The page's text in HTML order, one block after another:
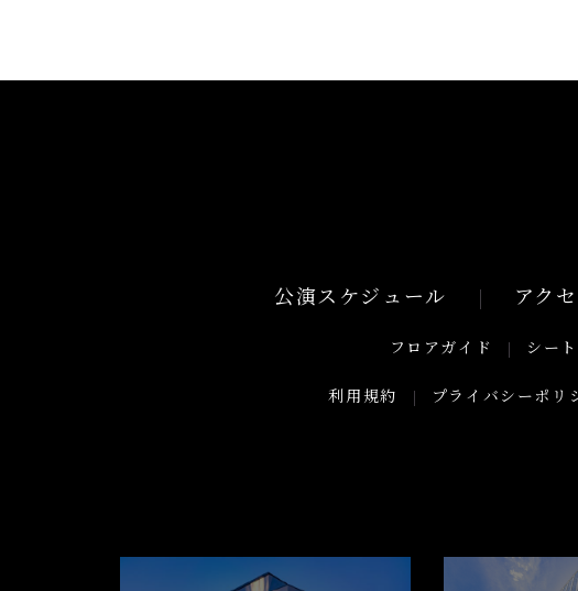
公演スケジュール アク
フロアガイド シー
利用規約 プライバシーポリ